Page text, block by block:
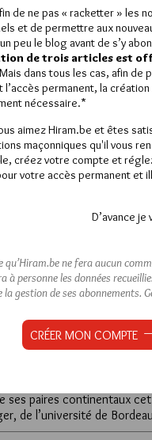
était un peu provocatrice 🙂
cher Emmanuel, enfin la
et laïque français
un dogme, ni plus ni moins,
rien à envier aux dogmes
conséquence.
les lignes de fuite qu’il faut
À 17H03 /
de lecture, pour montrer la
dans Persée; /
1988;Vol 4:1 pp 60-80
ses paires continentaux
de l’université de
de ne pas « racketter » les
et de permettre aux
peu le blog avant de s’y
de trois articles est
dans tous les cas, afin de
l’accès permanent, la
nécessaire.*
aimez Hiram.be et êtes
maçonniques qu'il vous
créez votre compte et
votre accès permanent et
D’avance
qu’Hiram.be ne fera aucun
à personne les données
la gestion de ses abonnements.
CRÉER MON COMPTE